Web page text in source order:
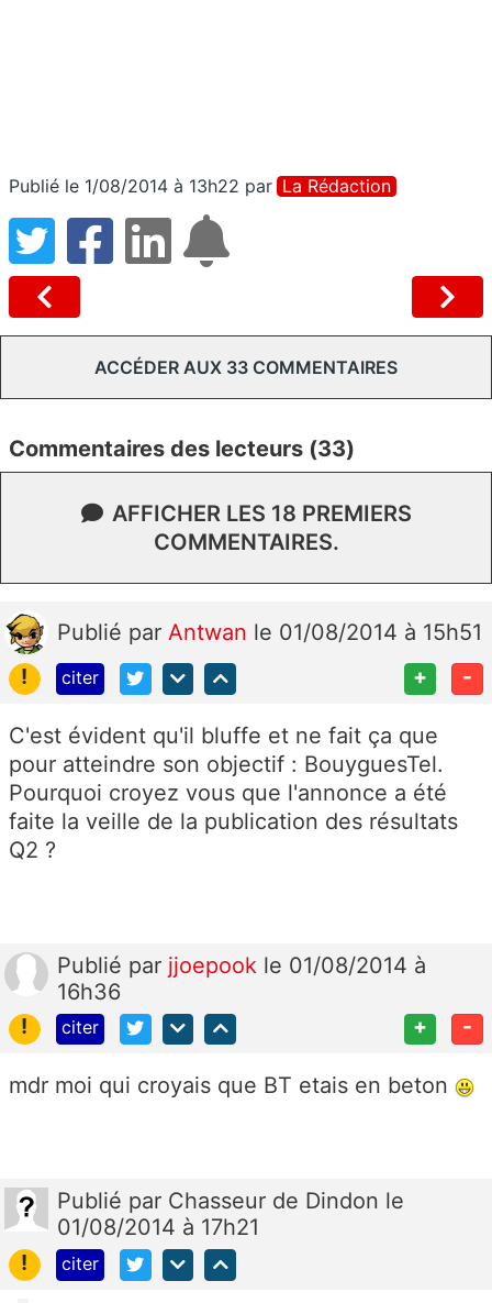
Publié le 1/08/2014 à 13h22 par La Rédaction
ACCÉDER AUX 33 COMMENTAIRES
Commentaires des lecteurs (33)
AFFICHER LES 18 PREMIERS
COMMENTAIRES.
Publié par Antwan le 01/08/2014 à 15h51
!
citer + -
C'est évident qu'il bluffe et ne fait ça que
pour atteindre son objectif : BouyguesTel.
Pourquoi croyez vous que l'annonce a été
faite la veille de la publication des résultats
Q2 ?
Publié par jjoepook le 01/08/2014 à
16h36
!
citer + -
mdr moi qui croyais que BT etais en beton
Publié par Chasseur de Dindon le
01/08/2014 à 17h21
!
citer